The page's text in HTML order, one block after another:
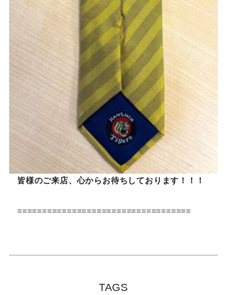
皆様のご来店、心からお待ちしております！！！
===================================
TAGS